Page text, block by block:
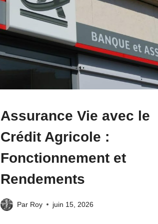
Assurance Vie avec le
Crédit Agricole :
Fonctionnement et
Rendements
Par Roy juin 15, 2026